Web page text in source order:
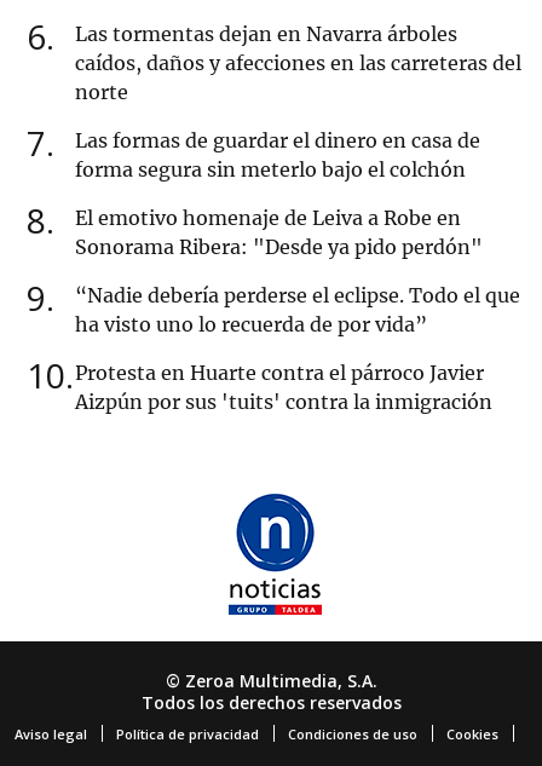
6
Las tormentas dejan en Navarra árboles
caídos, daños y afecciones en las carreteras del
norte
7
Las formas de guardar el dinero en casa de
forma segura sin meterlo bajo el colchón
8
El emotivo homenaje de Leiva a Robe en
Sonorama Ribera: "Desde ya pido perdón"
9
“Nadie debería perderse el eclipse. Todo el que
ha visto uno lo recuerda de por vida”
10 Protesta en Huarte contra el párroco Javier
Aizpún por sus 'tuits' contra la inmigración
© Zeroa Multimedia, S.A.
Todos los derechos reservados
Aviso legal Política de privacidad Condiciones de uso Cookies